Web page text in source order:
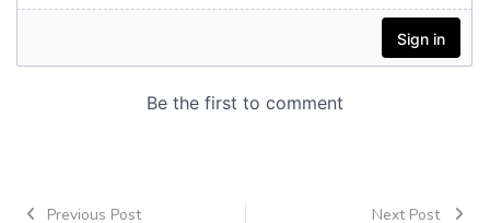
Previous Post Next Post